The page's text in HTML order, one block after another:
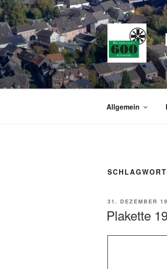
Zum
Inhalt
springen
Allgemein
31. DEZEMBER
Plakette